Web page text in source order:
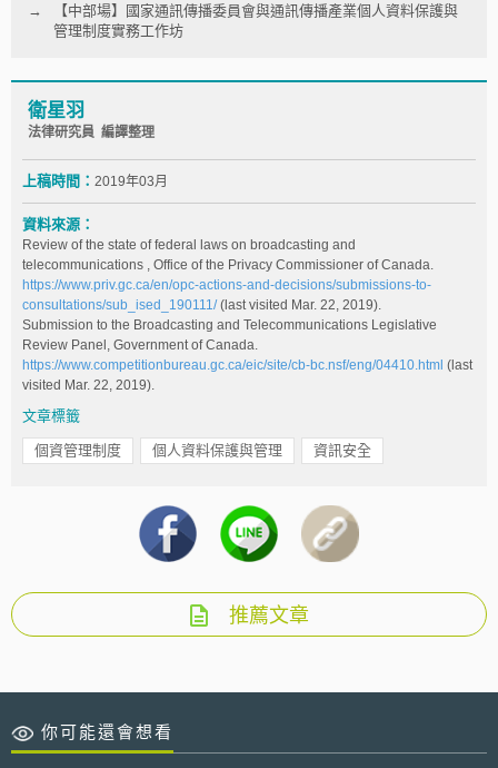
【中部場】國家通訊傳播委員會與通訊傳播產業個人資料保護與
管理制度實務工作坊
衛星羽
法律研究員 編譯整理
上稿時間： 2019年03月
資料來源：
Review of the state of federal laws on broadcasting and
telecommunications , Office of the Privacy Commissioner of Canada.
https://www.priv.gc.ca/en/opc-actions-and-decisions/submissions-to-
consultations/sub_ised_190111/(last visited Mar. 22, 2019).
Submission to the Broadcasting and Telecommunications Legislative
Review Panel, Government of Canada.
https://www.competitionbureau.gc.ca/eic/site/cb-bc.nsf/eng/04410.html (last
visited Mar. 22, 2019).
文章標籤
個資管理制度 個人資料保護與管理 資訊安全
推薦文章
你可能還會想看